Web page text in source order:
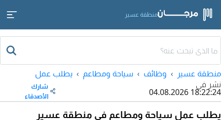
منطقة عسير
منطقة عسير وظائف سياحة ومطاعم
يطلب عمل
نشر في
04.08.2026 18:22:24
شارك
الأصدقاء
يطلب عمل سياحة ومطاعم في منطقة عسير